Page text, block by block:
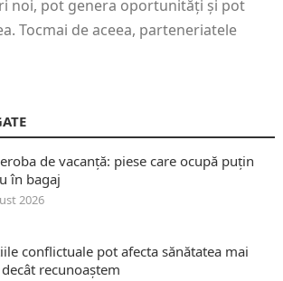
noi, pot genera oportunități și pot
Tocmai de aceea, parteneriatele
de vacanță: piese care ocupă puțin
în bagaj
2026
conflictuale pot afecta sănătatea mai
recunoaștem